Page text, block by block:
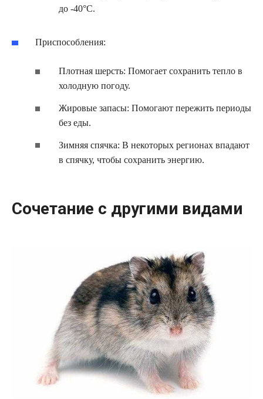
до -40°C.
Приспособления:
Плотная шерсть: Помогает сохранить тепло в
холодную погоду.
Жировые запасы: Помогают пережить периоды
без еды.
Зимняя спячка: В некоторых регионах впадают
в спячку, чтобы сохранить энергию.
Сочетание с другими видами